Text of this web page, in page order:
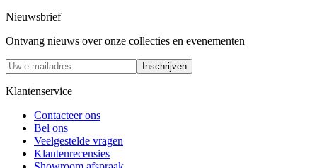
Nieuwsbrief
Ontvang nieuws over onze collecties en evenementen
Inschrijven
Klantenservice
Contacteer ons
Bel ons
Veelgestelde vragen
Klantenrecensies